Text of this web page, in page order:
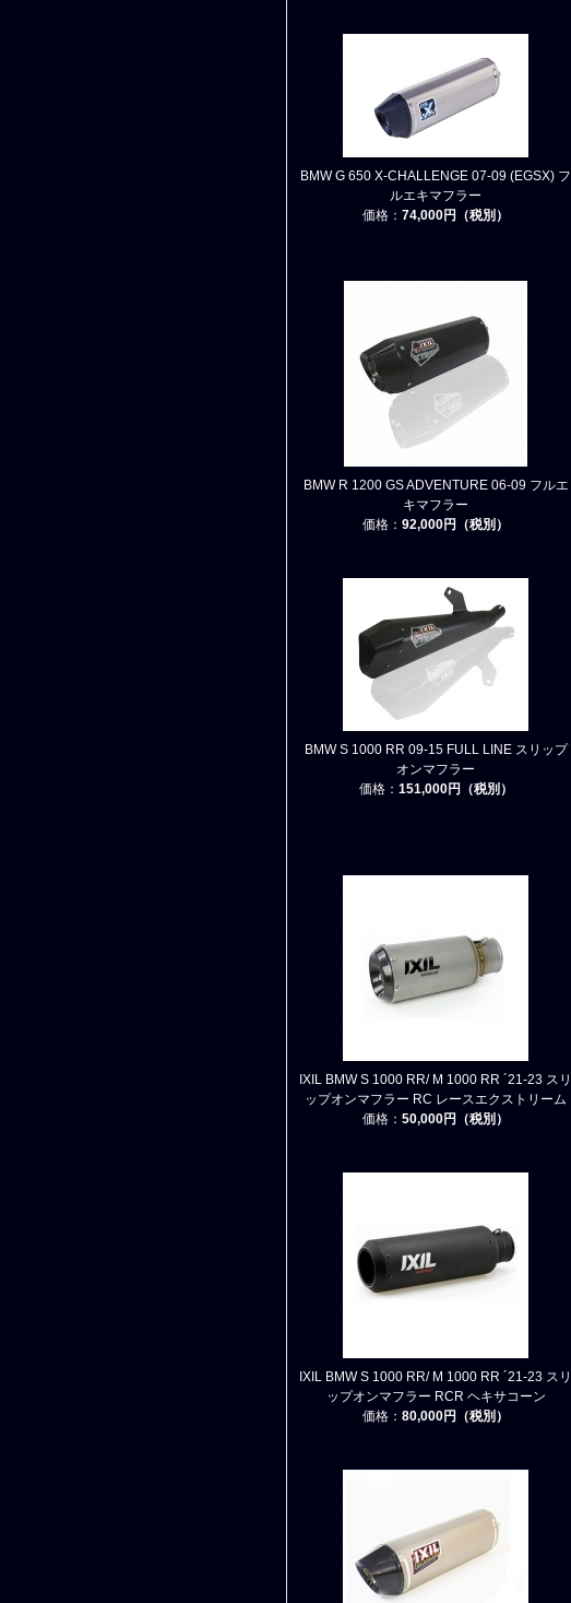
BMW G 650 X-CHALLENGE 07-09 (EGSX) フ
ルエキマフラー
価格： 74,000円（税別）
BMW R 1200 GS ADVENTURE 06-09 フルエ
キマフラー
価格： 92,000円（税別）
BMW S 1000 RR 09-15 FULL LINE スリップ
オンマフラー
価格： 151,000円（税別）
IXIL BMW S 1000 RR/ M 1000 RR ´21-23 スリ
ップオンマフラー RC レースエクストリーム
価格： 50,000円（税別）
IXIL BMW S 1000 RR/ M 1000 RR ´21-23 スリ
ップオンマフラー RCR ヘキサコーン
価格： 80,000円（税別）